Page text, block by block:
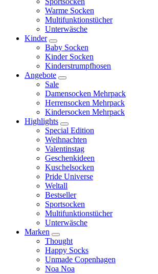
Warme Socken
Multifunktionstücher
Unterwäsche
Kinder
Baby Socken
Kinder Socken
Kinderstrumpfhosen
Angebote
Sale
Damensocken Mehrpack
Herrensocken Mehrpack
Kindersocken Mehrpack
Highlights
Special Edition
Weihnachten
Valentinstag
Geschenkideen
Kuschelsocken
Pride Universe
Weltall
Bestseller
Sportsocken
Multifunktionstücher
Unterwäsche
Marken
Thought
Happy Socks
Unmade Copenhagen
Noa Noa